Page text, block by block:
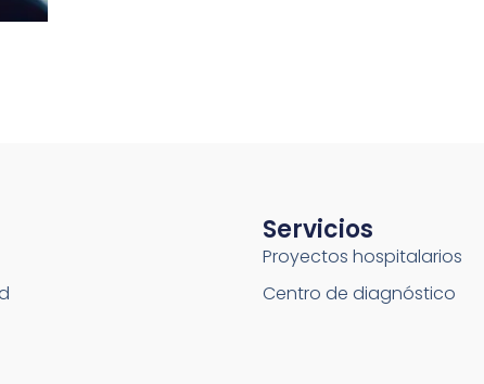
Servicios
Proyectos hospitalarios
Centro de diagnóstico